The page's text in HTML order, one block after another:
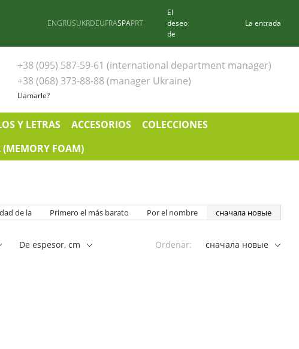
ENGRUSUKRDEUFRASPAPRT
El
deseo
de
La entrada
+38 (095) 587-59-61 (international department manager)
+38 (068) 373-88-88 (manager Ukraine)
Llamarle?
Y LETRAS ACCESORIOS
COLECCIONES
FOAM)
de la Primero el más barato Por el nombre сначала новые
De espesor, cm Ordenar: сначала новые